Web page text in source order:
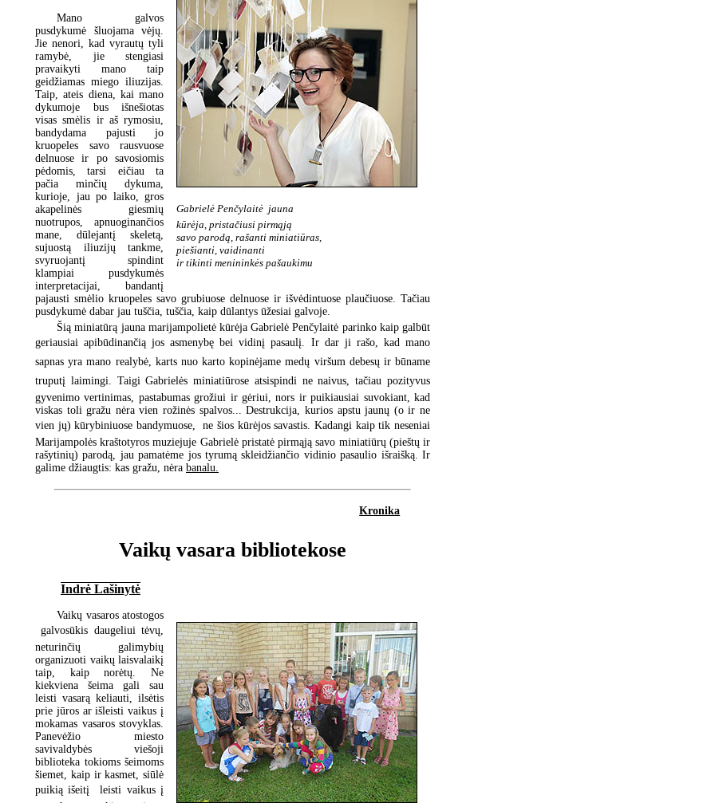
Gabrielė Penčylaitė  jauna
kūrėja, pristačiusi pirmąją
savo parodą, rašanti miniatiūras,
piešianti, vaidinanti
ir tikinti menininkės pašaukimu
Mano galvos
pusdykumė šluojama vėjų.
Jie nenori, kad vyrautų tyli
ramybė, jie stengiasi
pravaikyti mano taip
geidžiamas miego iliuzijas.
Taip, ateis diena, kai mano
dykumoje bus išnešiotas
visas smėlis ir aš rymosiu,
bandydama pajusti jo
kruopeles savo rausvuose
delnuose ir po savosiomis
pėdomis, tarsi eičiau ta
pačia minčių dykuma,
kurioje, jau po laiko, gros
akapelinės giesmių
nuotrupos, apnuoginančios
mane, dūlejantį skeletą,
sujuostą iliuzijų tankme,
svyruojantį spindint
klampiai pusdykumės
interpretacijai, bandantį
pajausti smėlio kruopeles savo grubiuose delnuose ir išvėdintuose plaučiuose. Tačiau
pusdykumė dabar jau tuščia, tuščia, kaip dūlantys ūžesiai galvoje.
Šią miniatūrą jauna marijampolietė kūrėja Gabrielė Penčylaitė parinko kaip galbūt
geriausiai apibūdinančią jos asmenybę bei vidinį pasaulį. Ir dar ji rašo, kad mano
sapnas yra mano realybė, karts nuo karto kopinėjame medų viršum debesų ir būname
truputį laimingi. Taigi Gabrielės miniatiūrose atsispindi ne naivus, tačiau pozityvus
gyvenimo vertinimas, pastabumas grožiui ir gėriui, nors ir puikiausiai suvokiant, kad
viskas toli gražu nėra vien rožinės spalvos... Destrukcija, kurios apstu jaunų (o ir ne
vien jų) kūrybiniuose bandymuose,  ne šios kūrėjos savastis. Kadangi kaip tik neseniai
Marijampolės kraštotyros muziejuje Gabrielė pristatė pirmąją savo miniatiūrų (pieštų ir
rašytinių) parodą, jau pamatėme jos tyrumą skleidžiančio vidinio pasaulio išraišką. Ir
galime džiaugtis: kas gražu, nėra banalu.
Kronika
Vaikų vasara bibliotekose
Indrė Lašinytė
Vaikų vasaros atostogos
 galvosūkis daugeliui tėvų,
neturinčių galimybių
organizuoti vaikų laisvalaikį
taip, kaip norėtų. Ne
kiekviena šeima gali sau
leisti vasarą keliauti, ilsėtis
prie jūros ar išleisti vaikus į
mokamas vasaros stovyklas.
Panevėžio miesto
savivaldybės viešoji
biblioteka tokioms šeimoms
šiemet, kaip ir kasmet, siūlė
puikią išeitį  leisti vaikus į